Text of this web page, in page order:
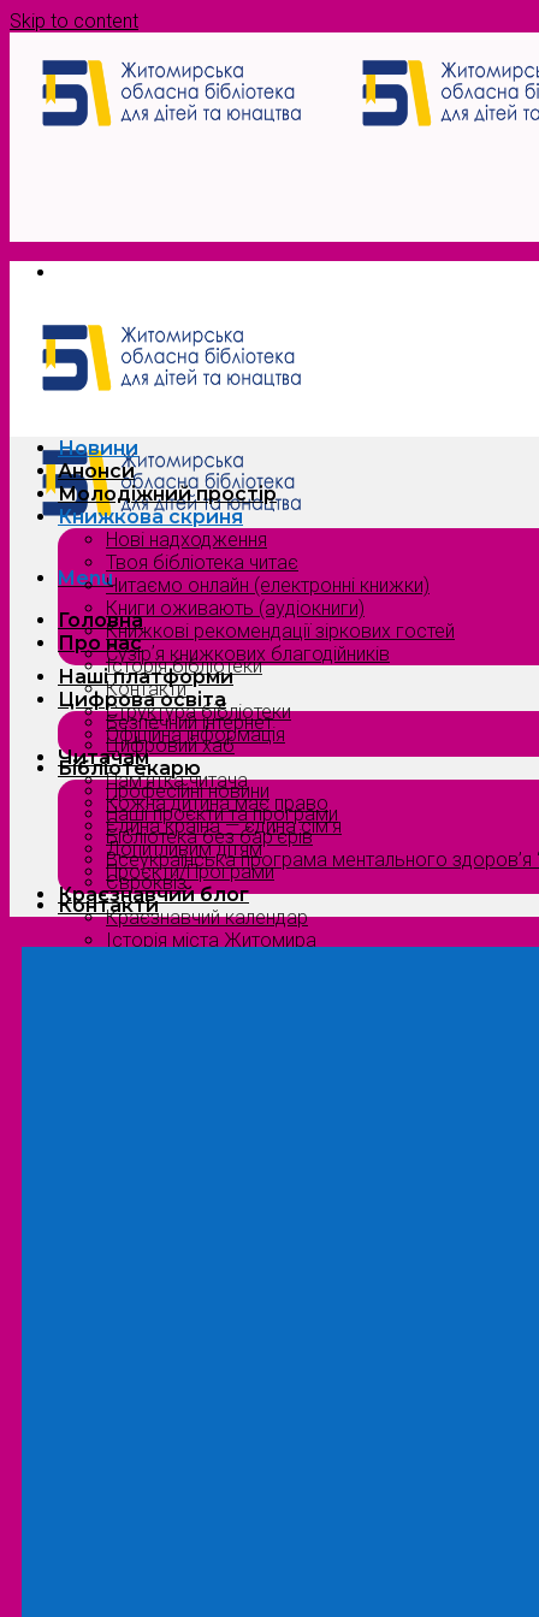
Skip to content
Menu
Головна
Про нас
Історія бібліотеки
Контакти
Структура бібліотеки
Офіційна інформація
Читачам
Пам’ятка читача
Кожна дитина має право
Єдина країна — єдина сім’я
Допитливим дітям
Проєкти/Програми
Краєзнавчий блог
Краєзнавчий календар
Історія міста Житомира
Новини
Анонси
Молодіжний простір
Книжкова скриня
Нові надходження
Твоя бібліотека читає
Читаємо онлайн (електронні книжки)
Книги оживають (аудіокниги)
Книжкові рекомендації зіркових гостей
Сузірʼя книжкових благодійників
Наші платформи
Цифрова освіта
Безпечний інтернет
Цифровий хаб
Бібліотекарю
Професійні новини
Наші проєкти та програми
Бібліотека без бар’єрів
Всеукраїнська програма ментального здоров’я
Євроквіз
Контакти